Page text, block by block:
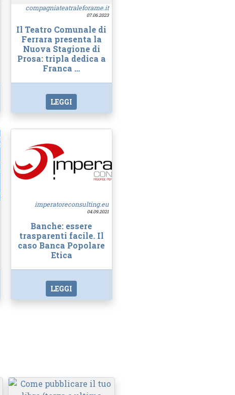
compagniateatraleforame.it
07.06.2023
Il Teatro Comunale di
Ferrara presenta la
Nuova Stagione di
Prosa: tripla dedica a
Franca …
LEGGI
imperatoreconsulting.eu
04.09.2021
Banche: essere
trasparenti facile. Il
caso Banca Popolare
Etica
LEGGI